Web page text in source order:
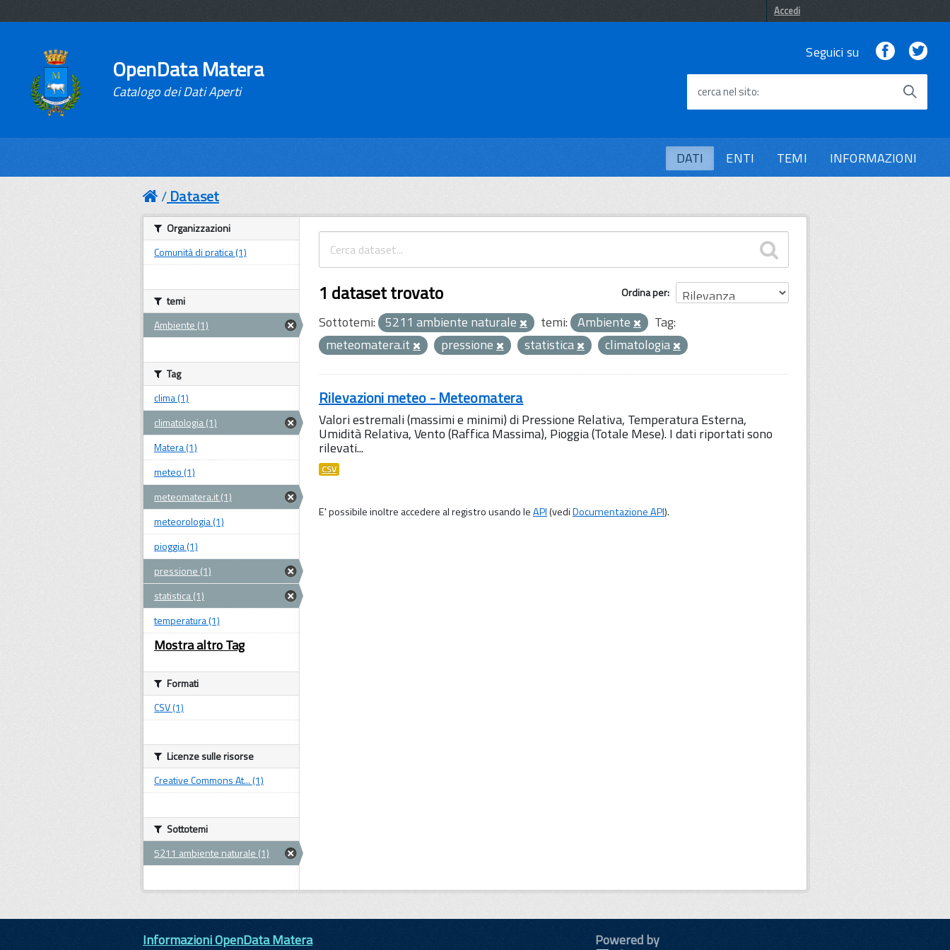
Accedi
OpenData Matera
Catalogo dei Dati Aperti
Seguici su Facebook
cerca nel sito
DATI ENTI TEMI INFORMAZIONI
Dataset
Ordina per
1 dataset trovato
Sottotemi: 5211 ambiente naturale temi: Ambiente
Tag:
meteomatera.it
pressione statistica climatologia
Rilevazioni meteo - Meteomatera
Valori estremali (massimi e minimi) di Pressione Relativa, Temperatura Esterna,
Umidità Relativa, Vento (Raffica Massima), Pioggia (Totale Mese). I dati riportati sono
rilevati...
CSV
E' possibile inoltre accedere al registro usando leAPI(vediDocumentazione API).
Organizzazioni
Comunità di pratica (1)
temi
Ambiente (1)
Tag
clima (1)
climatologia (1)
Matera (1)
meteo (1)
meteomatera.it (1)
meteorologia (1)
pioggia (1)
pressione (1)
statistica (1)
temperatura (1)
Mostra altro Tag
Formati
CSV (1)
Licenze sulle risorse
Creative Commons At... (1)
Sottotemi
5211 ambiente naturale (1)
Informazioni OpenData Matera
Powered by